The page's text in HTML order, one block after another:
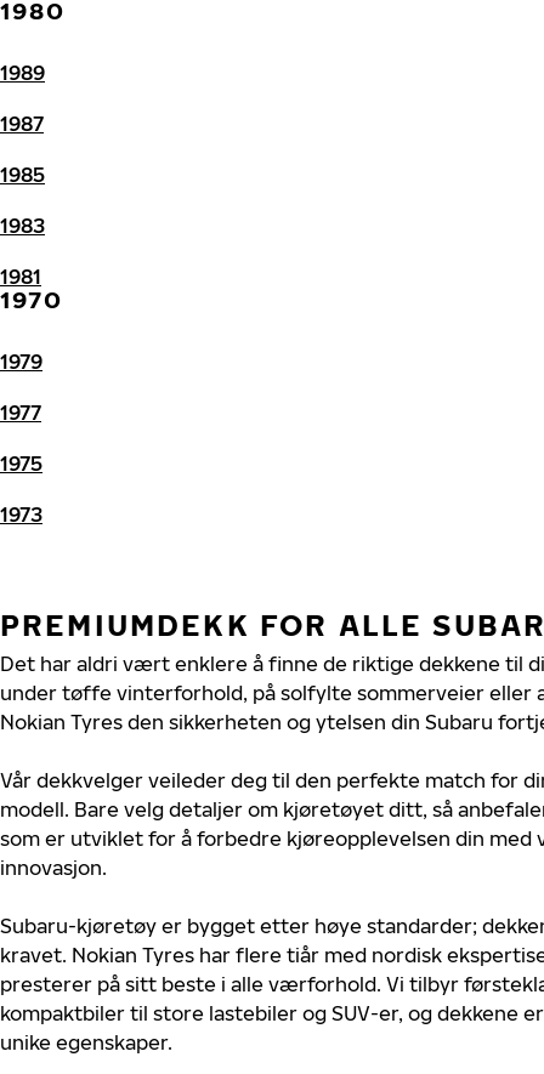
1980
1989
1987
1985
1983
1981
1970
1979
1977
1975
1973
PREMIUMDEKK FOR ALLE
Det har aldri vært enklere å finne de riktige dekkene til
under tøffe vinterforhold, på solfylte sommerveier eller
Nokian Tyres den sikkerheten og ytelsen din Subaru
Vår dekkvelger veileder deg til den perfekte match for
modell. Bare velg detaljer om kjøretøyet ditt, så
som er utviklet for å forbedre kjøreopplevelsen din med
innovasjon.
Subaru-kjøretøy er bygget etter høye standarder;
kravet. Nokian Tyres har flere tiår med nordisk
presterer på sitt beste i alle værforhold. Vi tilbyr
kompaktbiler til store lastebiler og SUV-er, og dekkene
unike egenskaper.